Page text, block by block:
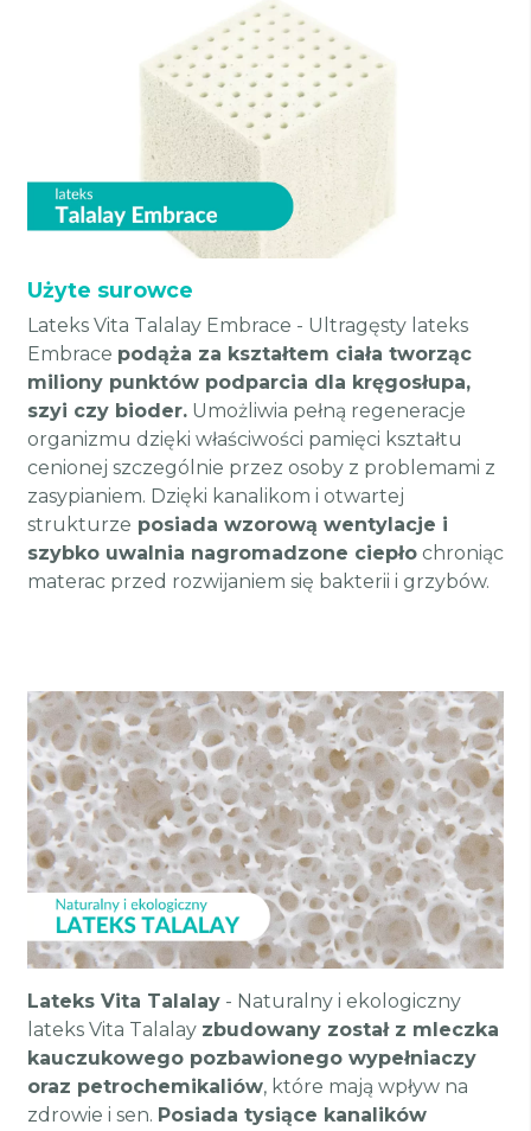
Użyte surowce
Lateks Vita Talalay Embrace - Ultragęsty lateks
Embrace podąża za kształtem ciała tworząc
miliony punktów podparcia dla kręgosłupa,
szyi czy bioder. Umożliwia pełną regeneracje
organizmu dzięki właściwości pamięci kształtu
cenionej szczególnie przez osoby z problemami z
zasypianiem. Dzięki kanalikom i otwartej
strukturze posiada wzorową wentylacje i
szybko uwalnia nagromadzone ciepło chroniąc
materac przed rozwijaniem się bakterii i grzybów.
Lateks Vita Talalay - Naturalny i ekologiczny
lateks Vita Talalay zbudowany został z mleczka
kauczukowego pozbawionego wypełniaczy
oraz petrochemikaliów, które mają wpływ na
zdrowie i sen. Posiada tysiące kanalików